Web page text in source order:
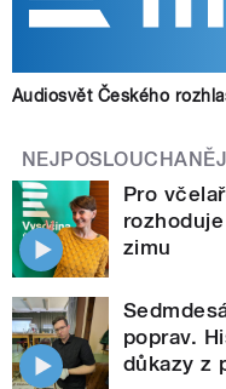
Audiosvět Českého
Pro
zimu
poprav.
důkazy z